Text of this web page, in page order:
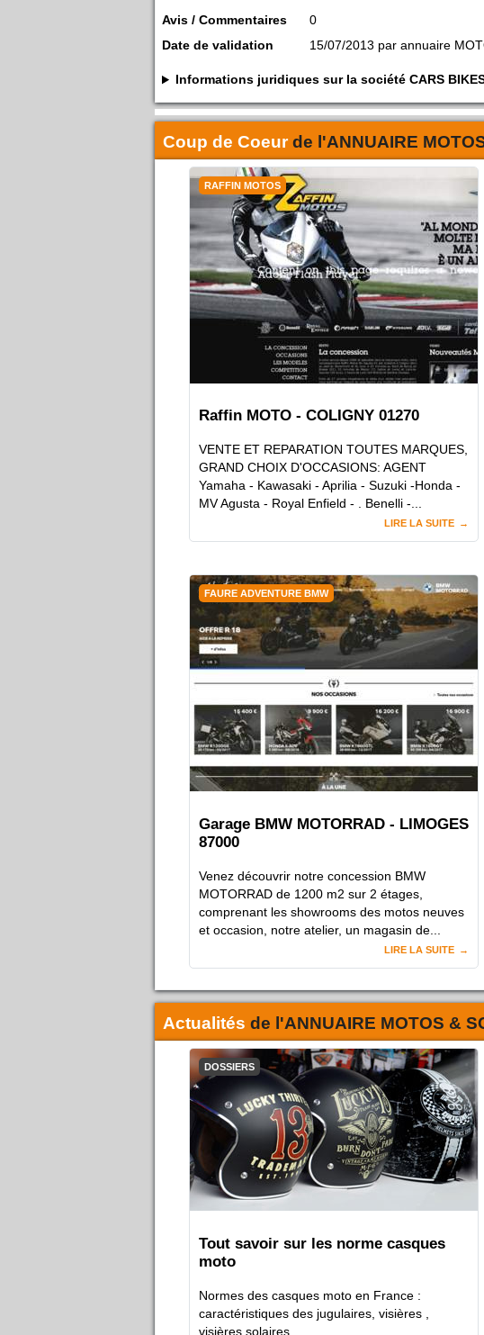
Avis / Commentaires
0
Date de validation
15/07/2013 par annuaire
Informations juridiques sur la société CARS BIKES
Coup de Coeurde l'ANNUAIRE
RAFFIN MOTOS
Raffin MOTO - COLIGNY 01270
VENTE ET REPARATION TOUTES MARQUES,
GRAND CHOIX D'OCCASIONS: AGENT
Yamaha - Kawasaki - Aprilia - Suzuki -Honda -
MV Agusta - Royal Enfield - . Benelli -...
LIRE LA SUITE
FAURE ADVENTURE BMW
Garage BMW MOTORRAD - LIMOGES
87000
Venez découvrir notre concession BMW
MOTORRAD de 1200 m2 sur 2 étages,
comprenant les showrooms des motos neuves
et occasion, notre atelier, un magasin de...
LIRE LA SUITE
Actualités de l'ANNUAIRE MOTOS &
DOSSIERS
Tout savoir sur les norme casques
moto
Normes des casques moto en France :
caractéristiques des jugulaires, visières ,
visières solaires...